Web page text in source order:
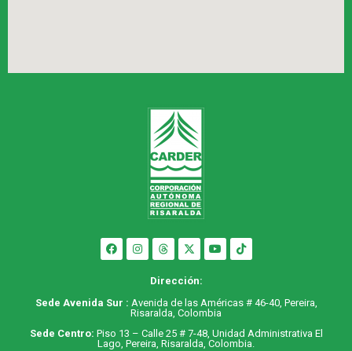
Dirección:
Sede Avenida Sur : Avenida de las Américas # 46-40, Pereira,
Risaralda, Colombia
Sede Centro: Piso 13 – Calle 25 # 7-48, Unidad Administrativa El
Lago, Pereira, Risaralda, Colombia.